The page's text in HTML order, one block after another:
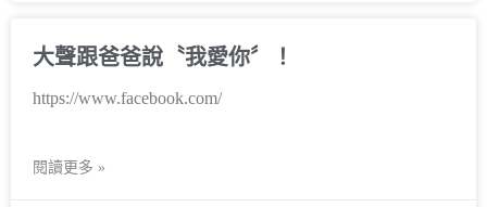
大聲跟爸爸說〝我愛你〞！
https://www.facebook.com/
閱讀更多 »